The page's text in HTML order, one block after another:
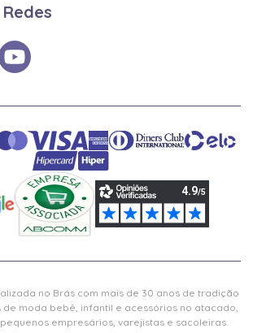
no Brás com mais de 30 anos de tradição
moda bebê, infantil e acessórios no atacado,
empresários, varejistas e sacoleiras.